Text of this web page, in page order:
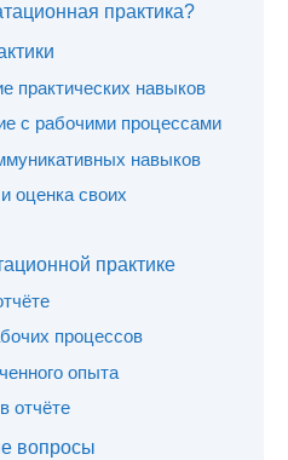
практика?
практических навыков
с рабочими процессами
навыков
оценка своих
практике
процессов
опыта
отчёте
вопросы